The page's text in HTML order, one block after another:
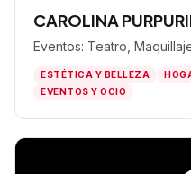
CAROLINA
Eventos: Teatro,
ESTÉTICA Y BELLEZA
EVENTOS Y OCIO